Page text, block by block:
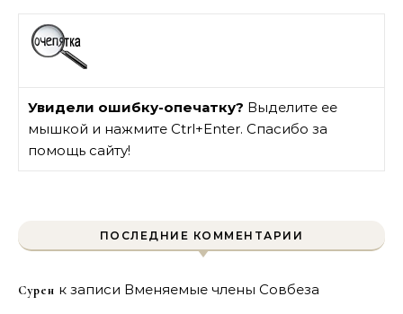
Увидели ошибку-опечатку? Выделите ее
мышкой и нажмите Ctrl+Enter. Спасибо за
помощь сайту!
ПОСЛЕДНИЕ КОММЕНТАРИИ
Сурен к записи Вменяемые члены Совбеза